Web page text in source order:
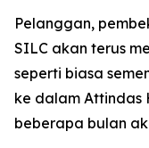
Pelanggan,
SILC akan terus
seperti biasa
ke dalam Attindas
beberapa bulan